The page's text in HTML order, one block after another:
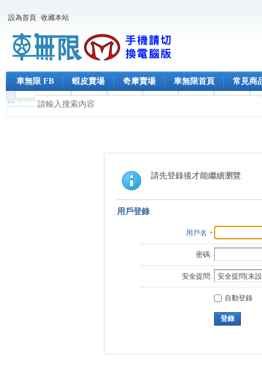
設為首頁 收藏本站
車無限 FB 蝦皮賣場 奇摩賣場 車無限首頁 常見商
請先登錄後才能繼續瀏覽
用戶登錄
用戶名
密碼:
安全提問:
自動登錄
登錄